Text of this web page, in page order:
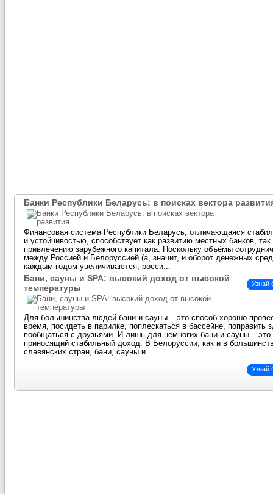
Банки Республики Беларусь: в поисках вектора
Финансовая система Республики Беларусь, отличающаяся
и устойчивостью, способствует как развитию местных банков, так
привлечению зарубежного капитала. Поскольку объёмы
между Россией и Белоруссией (а, значит, и оборот денежных
каждым годом увеличиваются, росси...
Узнай
Бани, сауны и SPA: высокий доход от высокой
температуры
Для большинства людей бани и сауны – это способ хорошо
время, посидеть в парилке, поплескаться в бассейне, поправить
пообщаться с друзьями. И лишь для немногих бани и сауны – это
приносящий стабильный доход. В Белоруссии, как и в
славянских стран, бани, сауны и...
Узнай